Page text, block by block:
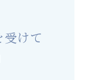
けて